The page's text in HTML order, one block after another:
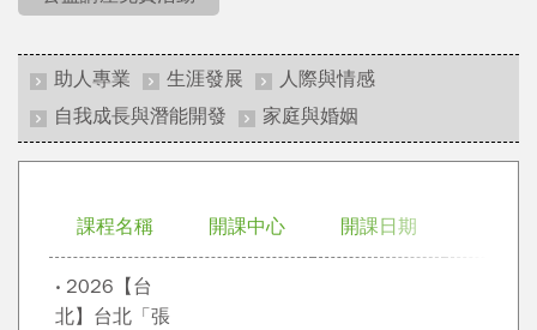
助人專業 生涯發展
人際與情感
自我成長與潛能開發
家庭與婚姻
課程名稱 開課中心 開課日期
‧ 2026【台
北】台北「張